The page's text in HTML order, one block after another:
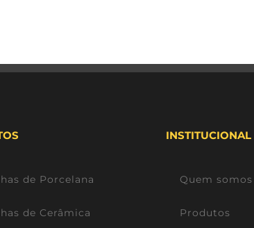
de Porcelana
de Cerâmica
INSTITUCIONAL
Quem somos
Produtos